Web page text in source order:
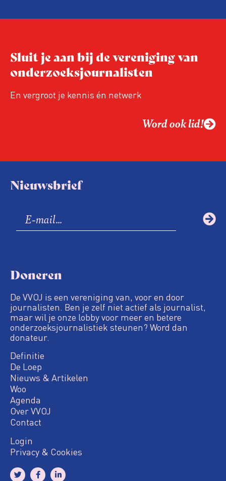
Sluit je aan bij de vereniging van
onderzoeksjournalisten
En vergroot je kennis én netwerk
Word ook lid!
Nieuwsbrief
Doneren
De VVOJ is een vereniging van, voor en door
journalisten. Ben je zelf niet actief als journalist,
maar wil je onze lobby voor meer en betere
onderzoeksjournalistiek steunen? Word dan
donateur.
Definitie
De Loep
Nieuws & Artikelen
Woo
Agenda
Over VVOJ
Contact
Login
Privacy & Cookies